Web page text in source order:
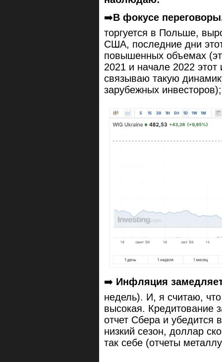
➡️В фокусе
торгуется в Польше,
США, последние дни
повышенных объемах
2021 и начале 2022 этот
связываю такую
зарубежных
➡️ Инфляция
недель). И, я считаю,
высокая. Кредитование
отчет Сбера и убедится
низкий сезон, доллар
так себе (отчеты